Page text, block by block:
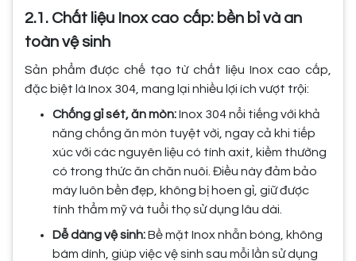
2.1. Chất liệu Inox cao cấp: bền bỉ và an
toàn vệ sinh
Sản phẩm được chế tạo từ chất liệu Inox cao cấp,
đặc biệt là Inox 304, mang lại nhiều lợi ích vượt trội:
Chống gỉ sét, ăn mòn:Inox 304 nổi tiếng với khả
năng chống ăn mòn tuyệt vời, ngay cả khi tiếp
xúc với các nguyên liệu có tính axit, kiềm thường
có trong thức ăn chăn nuôi. Điều này đảm bảo
máy luôn bền đẹp, không bị hoen gỉ, giữ được
tính thẩm mỹ và tuổi thọ sử dụng lâu dài.
Dễ dàng vệ sinh:Bề mặt Inox nhẵn bóng, không
bám dính, giúp việc vệ sinh sau mỗi lần sử dụng